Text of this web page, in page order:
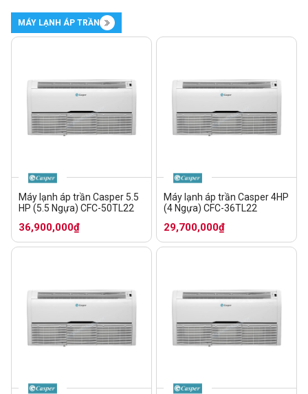
MÁY LẠNH ÁP TRẦN
Máy lạnh áp trần Casper 5.5
HP (5.5 Ngựa) CFC-50TL22
36,900,000₫
Máy lạnh áp trần Casper 4HP
(4 Ngựa) CFC-36TL22
29,700,000₫